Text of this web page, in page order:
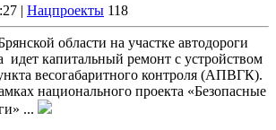
| Нацпроекты 118
области на участке автодороги
идет капитальный ремонт с устройством
весогабаритного контроля (АПВГК).
национального проекта «Безопасные
...